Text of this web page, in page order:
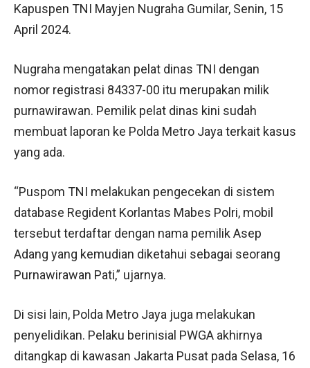
Kapuspen TNI Mayjen Nugraha Gumilar, Senin, 15
April 2024.
Nugraha mengatakan pelat dinas TNI dengan
nomor registrasi 84337-00 itu merupakan milik
purnawirawan. Pemilik pelat dinas kini sudah
membuat laporan ke Polda Metro Jaya terkait kasus
yang ada.
“Puspom TNI melakukan pengecekan di sistem
database Regident Korlantas Mabes Polri, mobil
tersebut terdaftar dengan nama pemilik Asep
Adang yang kemudian diketahui sebagai seorang
Purnawirawan Pati,” ujarnya.
Di sisi lain, Polda Metro Jaya juga melakukan
penyelidikan. Pelaku berinisial PWGA akhirnya
ditangkap di kawasan Jakarta Pusat pada Selasa, 16